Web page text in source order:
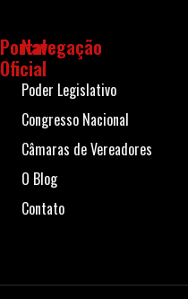
Portal
Oficial
Navegação
Poder Legislativo
Congresso Nacional
Câmaras de Vereadores
O Blog
Contato